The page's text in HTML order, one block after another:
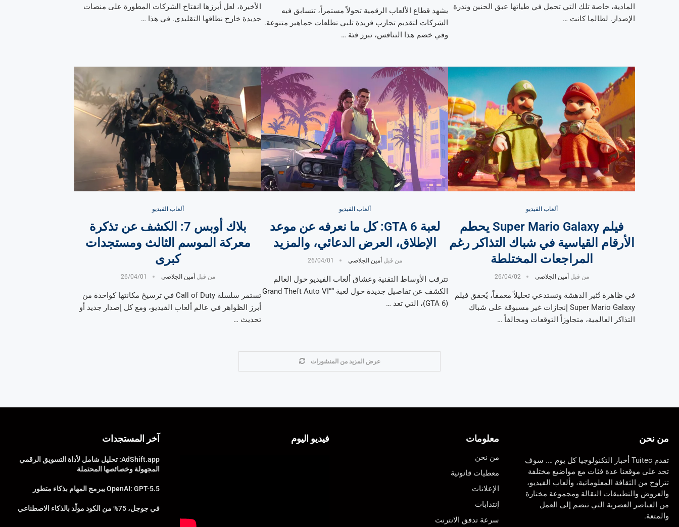
المادية، خاصة تلك التي تحمل في طياتها عبق الحنين وندرة
الإصدار. لطالما كانت …
يشهد قطاع الألعاب الرقمية تحولاً مستمراً، تتسابق فيه
الشركات لتقديم تجارب فريدة تلبي تطلعات جماهير متنوعة.
وفي خضم هذا التنافس، تبرز فئة …
الأخيرة، لعل أبرزها انفتاح الشركات المطورة على منصات
جديدة خارج نطاقها التقليدي. في هذا …
ألعاب الفيديو
فيلم Super Mario Galaxy يحطم
الأرقام القياسية في شباك التذاكر رغم
المراجعات المختلطة
من قبل أمين الجلاصي 26/04/02
في ظاهرة تُثير الدهشة وتستدعي تحليلاً معمقاً، يُحقق فيلم
Super Mario Galaxy إنجازات غير مسبوقة على شباك
التذاكر العالمية، متجاوزاً التوقعات ومخالفاً …
ألعاب الفيديو
لعبة GTA 6: كل ما نعرفه عن موعد
الإطلاق، العرض الدعائي، والمزيد
من قبل أمين الجلاصي 26/04/01
تترقب الأوساط التقنية وعشاق ألعاب الفيديو حول العالم
الكشف عن تفاصيل جديدة حول لعبة “Grand Theft Auto VI”
(GTA 6)، التي تعد …
ألعاب الفيديو
بلاك أوبس 7: الكشف عن تذكرة
معركة الموسم الثالث ومستجدات
كبرى
من قبل أمين الجلاصي 26/04/01
تستمر سلسلة Call of Duty في ترسيخ مكانتها كواحدة من
أبرز الظواهر في عالم ألعاب الفيديو، ومع كل إصدار جديد أو
تحديث …
عرض المزيد من المنشورات
من نحن
تقدم Tuitec أخبار التكنولوجيا كل يوم …. سوف
تجد على موقعنا عدة فئات مع مواضيع مختلفة
تتراوح من الثقافة المعلوماتية، وألعاب الفيديو،
والعروض والتطبيقات النقالة ومجموعة مختارة
من العناصر العصرية التي تنضم إلى العمل
والمتعة.
معلومات
من نحن
معطيات قانونية
الإعلانات
إنتدابات
سرعة تدفق الانترنت
فيديو اليوم آخر المستجدات
AdShift.app: تحليل شامل لأداة التسويق الرقمي
المجهولة وخصائصها المحتملة
OpenAI: GPT-5.5 يبرمج المهام بذكاء متطور
في جوجل، 75% من الكود مولّد بالذكاء الاصطناعي